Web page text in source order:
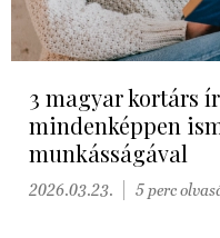
3 magyar kortárs
mindenképpen
munkásságával
2026.03.23. 5 perc